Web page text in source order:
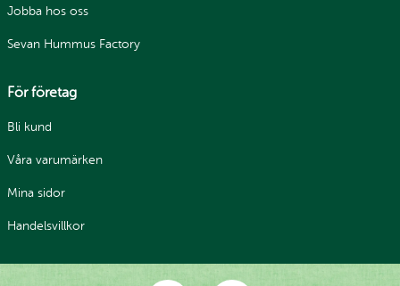
Jobba hos oss
Sevan Hummus Factory
För företag
Bli kund
Våra varumärken
Mina sidor
Handelsvillkor